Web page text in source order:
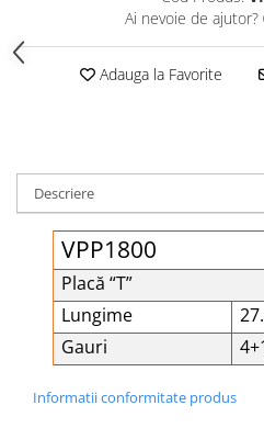
Șuruburi Canulate
Șuruburi Corticale
Șuruburi Locking
Suruburi Canulate Herbert
Suruburi Corticale
Suruburi Spongie
Ai nevoie de ajutor?
Adauga la Favorite
Descriere
VPP1800
Placă “T”
Lungime
Gauri
Informatii conformitate produs